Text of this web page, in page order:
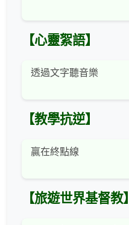
【心靈絮語】
透過文字聽音樂
【教學抗逆】
贏在終點線
【旅遊世界基督教】